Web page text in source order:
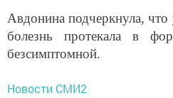
Авдонина подчеркнула,
болезнь протекала в
безсимптомной.
Новости СМИ2